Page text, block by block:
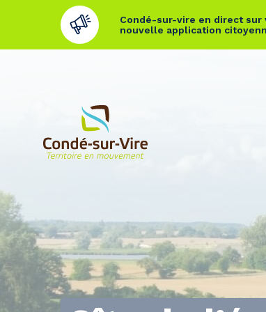
Condé-sur-vire en direct
nouvelle application